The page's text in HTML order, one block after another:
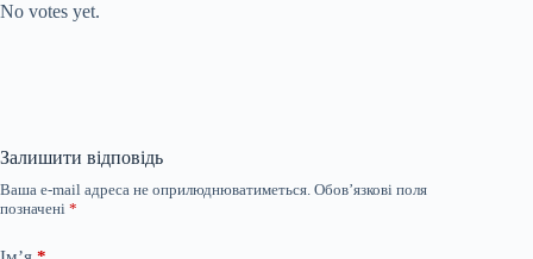
No votes yet.
Залишити відповідь
Ваша e-mail адреса не оприлюднюватиметься. Обов’язкові поля
позначені *